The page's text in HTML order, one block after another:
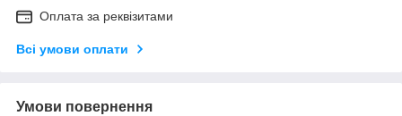
Оплата за реквізитами
Всі умови оплати
Умови повернення